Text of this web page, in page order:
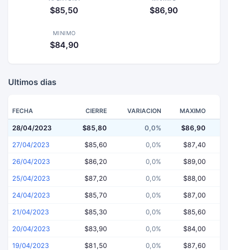
$85,50 $86,90
MINIMO
$84,90
Ultimos dias
FECHA CIERRE VARIACION MAXIMO
28/04/2023 $85,80 0,0% $86,90
27/04/2023 $85,60 0,0% $87,40
26/04/2023 $86,20 0,0% $89,00
25/04/2023 $87,20 0,0% $88,00
24/04/2023 $85,70 0,0% $87,00
21/04/2023 $85,30 0,0% $85,60
20/04/2023 $83,90 0,0% $84,00
19/04/2023 $81,50 0,0% $87,60